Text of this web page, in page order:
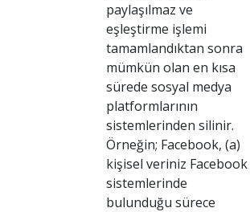
paylaşılmaz ve
eşleştirme işlemi
tamamlandıktan sonra
mümkün olan en kısa
sürede sosyal medya
platformlarının
sistemlerinden silinir.
Örneğin; Facebook, (a)
kişisel veriniz Facebook
sistemlerinde
bulunduğu sürece